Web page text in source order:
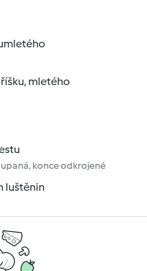
mletého
konce odkrojené
luštěnin